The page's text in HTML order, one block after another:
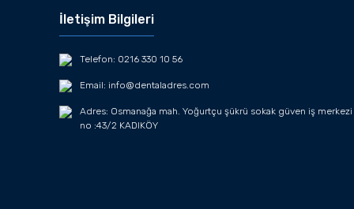
İletişim Bilgileri
Telefon: 0216 330 10 56
Email: info@dentaladres.com
Adres: Osmanağa mah. Yoğurtçu şükrü sokak güven iş merkezi
no :43/2 KADIKÖY